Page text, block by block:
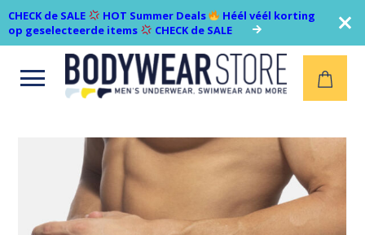
CHECK de SALE HOT Summer Deals
Héél véél korting
op geselecteerde items
CHECK de SALE
Open